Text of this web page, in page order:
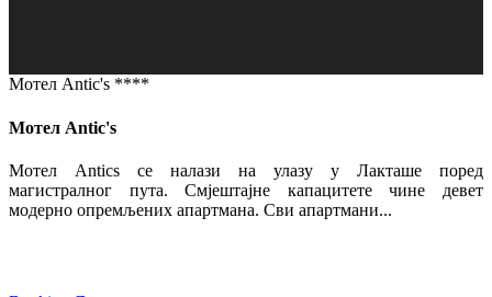
Мотел Antic's ****
Мотел Antic's
Мотел Antics се налази на улазу у Лакташе поред
магистралног пута. Смјештајне капацитете чине девет
модерно опремљених апартмана. Сви апартмани...